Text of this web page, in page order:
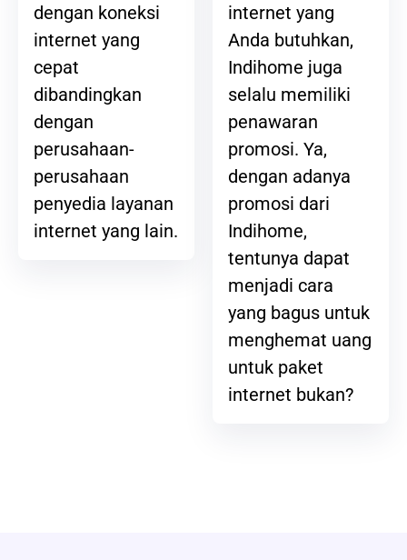
dengan koneksi
internet yang
cepat
dibandingkan
dengan
perusahaan-
perusahaan
penyedia layanan
internet yang lain.
internet yang
Anda butuhkan,
Indihome juga
selalu memiliki
penawaran
promosi. Ya,
dengan adanya
promosi dari
Indihome,
tentunya dapat
menjadi cara
yang bagus untuk
menghemat uang
untuk paket
internet bukan?